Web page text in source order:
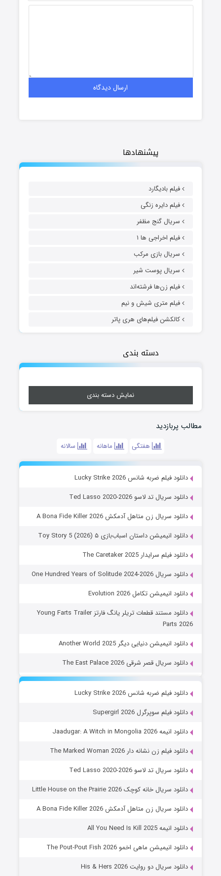
پیشنهادها
فیلم بادیگارد
فیلم دایره زنگی
سریال گنج مظفر
فیلم اخراجی ها ۱
سریال بازی مرکب
سریال پوست شیر
فیلم زن‌ها فرشته‌اند
فیلم متری شیش و نیم
کالکشن فیلم‌های هری پاتر
دسته بندی
نمایش دسته بندی
مطالب پربازدید
هفتگی ماهانه سالانه
دانلود فیلم ضربه شانس Lucky Strike 2026
دانلود سریال تد لاسو Ted Lasso 2020-2026
دانلود سریال زن متاهل آدمکش A Bona Fide Killer 2026
دانلود انیمیشن داستان اسباب‌بازی ۵ Toy Story 5 (2026)
دانلود فیلم سرایدار The Caretaker 2025
دانلود سریال One Hundred Years of Solitude 2024-2026
دانلود انیمیشن تکامل Evolution 2026
دانلود مستند قطعات تریلر یانگ فارتز Young Farts Trailer
Parts 2026
دانلود انیمیشن دنیایی دیگر Another World 2025
دانلود سریال قصر شرقی The East Palace 2026
دانلود فیلم ضربه شانس Lucky Strike 2026
دانلود فیلم سوپرگرل Supergirl 2026
دانلود انیمه Jaadugar: A Witch in Mongolia 2026
دانلود فیلم زن نشانه دار The Marked Woman 2026
دانلود سریال تد لاسو Ted Lasso 2020-2026
دانلود سریال خانه کوچک Little House on the Prairie 2026
دانلود سریال زن متاهل آدمکش A Bona Fide Killer 2026
دانلود انیمه All You Need Is Kill 2025
دانلود انیمیشن ماهی اخمو The Pout-Pout Fish 2026
دانلود سریال دو روایت His & Hers 2026